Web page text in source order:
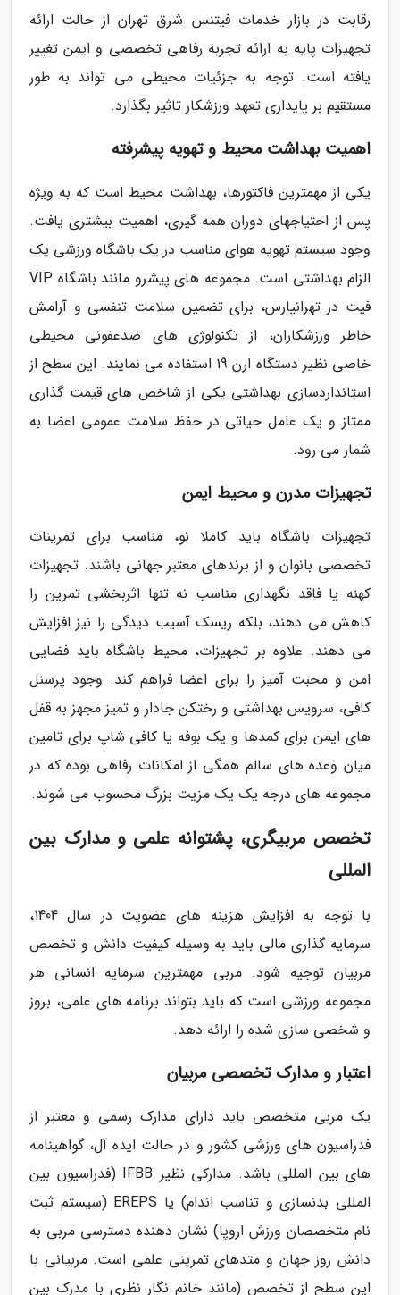
رقابت در بازار خدمات فیتنس شرق تهران از حالت ارائه
تجهیزات پایه به ارائه تجربه رفاهی تخصصی و ایمن تغییر
یافته است. توجه به جزئیات محیطی می تواند به طور
مستقیم بر پایداری تعهد ورزشکار تاثیر بگذارد.
اهمیت بهداشت محیط و تهویه پیشرفته
یکی از مهمترین فاکتورها، بهداشت محیط است که به ویژه
پس از احتیاجهای دوران همه گیری، اهمیت بیشتری یافت.
وجود سیستم تهویه هوای مناسب در یک باشگاه ورزشی یک
الزام بهداشتی است. مجموعه های پیشرو مانند باشگاه VIP
فیت در تهرانپارس، برای تضمین سلامت تنفسی و آرامش
خاطر ورزشکاران، از تکنولوژی های ضدعفونی محیطی
خاصی نظیر دستگاه ارن 19 استفاده می نمایند. این سطح از
استانداردسازی بهداشتی یکی از شاخص های قیمت گذاری
ممتاز و یک عامل حیاتی در حفظ سلامت عمومی اعضا به
شمار می رود.
تجهیزات مدرن و محیط ایمن
تجهیزات باشگاه باید کاملا نو، مناسب برای تمرینات
تخصصی بانوان و از برندهای معتبر جهانی باشند. تجهیزات
کهنه یا فاقد نگهداری مناسب نه تنها اثربخشی تمرین را
کاهش می دهند، بلکه ریسک آسیب دیدگی را نیز افزایش
می دهند. علاوه بر تجهیزات، محیط باشگاه باید فضایی
امن و محبت آمیز را برای اعضا فراهم کند. وجود پرسنل
کافی، سرویس بهداشتی و رختکن جادار و تمیز مجهز به قفل
های ایمن برای کمدها و یک بوفه یا کافی شاپ برای تامین
میان وعده های سالم همگی از امکانات رفاهی بوده که در
مجموعه های درجه یک یک مزیت بزرگ محسوب می شوند.
تخصص مربیگری، پشتوانه علمی و مدارک بین
المللی
با توجه به افزایش هزینه های عضویت در سال 1404،
سرمایه گذاری مالی باید به وسیله کیفیت دانش و تخصص
مربیان توجیه شود. مربی مهمترین سرمایه انسانی هر
مجموعه ورزشی است که باید بتواند برنامه های علمی، بروز
و شخصی سازی شده را ارائه دهد.
اعتبار و مدارک تخصصی مربیان
یک مربی متخصص باید دارای مدارک رسمی و معتبر از
فدراسیون های ورزشی کشور و در حالت ایده آل، گواهینامه
های بین المللی باشد. مدارکی نظیر IFBB (فدراسیون بین
المللی بدنسازی و تناسب اندام) یا EREPS (سیستم ثبت
نام متخصصان ورزش اروپا) نشان دهنده دسترسی مربی به
دانش روز جهان و متدهای تمرینی علمی است. مربیانی با
این سطح از تخصص (مانند خانم نگار نظری با مدرک بین